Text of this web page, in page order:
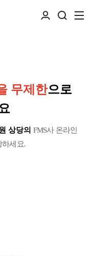
무제한으로
상당의 FMS사 온라인
하세요.